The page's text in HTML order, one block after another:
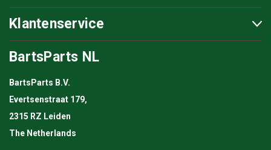
Klantenservice
BartsParts NL
BartsParts B.V.
Evertsenstraat 179,
2315 RZ Leiden
The Netherlands